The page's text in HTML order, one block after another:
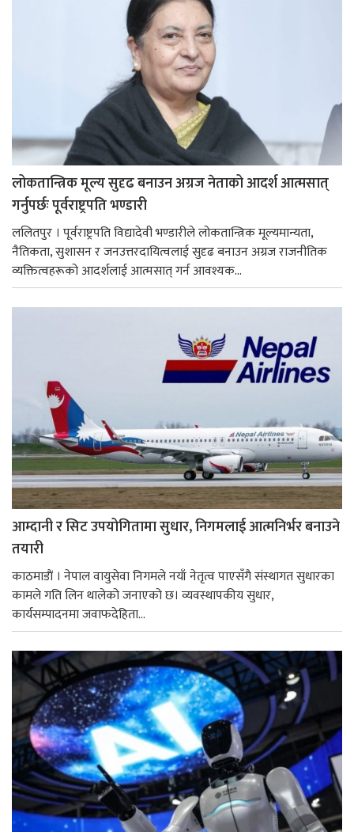
लोकतान्त्रिक मूल्य सुदृढ बनाउन अग्रज नेताको आदर्श आत्मसात्
गर्नुपर्छः पूर्वराष्ट्रपति भण्डारी
ललितपुर । पूर्वराष्ट्रपति विद्यादेवी भण्डारीले लोकतान्त्रिक मूल्यमान्यता,
नैतिकता, सुशासन र जनउत्तरदायित्वलाई सुदृढ बनाउन अग्रज राजनीतिक
व्यक्तित्वहरूको आदर्शलाई आत्मसात् गर्न आवश्यक...
आम्दानी र सिट उपयोगितामा सुधार, निगमलाई आत्मनिर्भर बनाउने
तयारी
काठमाडाैं । नेपाल वायुसेवा निगमले नयाँ नेतृत्व पाएसँगै संस्थागत सुधारका
कामले गति लिन थालेको जनाएको छ। व्यवस्थापकीय सुधार,
कार्यसम्पादनमा जवाफदेहिता...